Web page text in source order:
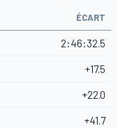
ÉCART
2:46:32.5
+17.5
+22.0
+41.7